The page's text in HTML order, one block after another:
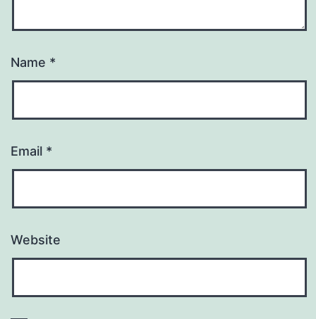
Name *
Email *
Website